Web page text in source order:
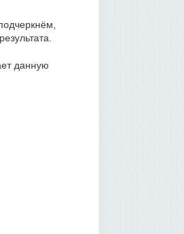
данную